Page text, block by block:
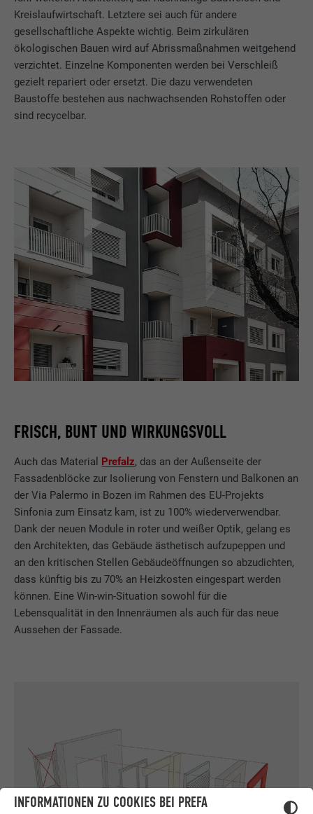
INFORMATIONEN ZU COOKIES BEI PREFA
Kreislaufwirtschaft. Letztere sei auch für andere
gesellschaftliche Aspekte wichtig. Beim zirkulären
ökologischen Bauen wird auf Abrissmaßnahmen weitgehend
verzichtet. Einzelne Komponenten werden bei Verschleiß
gezielt repariert oder ersetzt. Die dazu verwendeten
Baustoffe bestehen aus nachwachsenden Rohstoffen oder
sind recycelbar.
FRISCH, BUNT UND WIRKUNGSVOLL
Auch das Material Prefalz, das an der Außenseite der
Fassadenblöcke zur Isolierung von Fenstern und Balkonen an
der Via Palermo in Bozen im Rahmen des EU-Projekts
Sinfonia zum Einsatz kam, ist zu 100% wiederverwendbar.
Dank der neuen Module in roter und weißer Optik, gelang es
den Architekten, das Gebäude ästhetisch aufzupeppen und
an den kritischen Stellen Gebäudeöffnungen so abzudichten,
dass künftig bis zu 70% an Heizkosten eingespart werden
können. Eine Win-win-Situation sowohl für die
Lebensqualität in den Innenräumen als auch für das neue
Aussehen der Fassade.